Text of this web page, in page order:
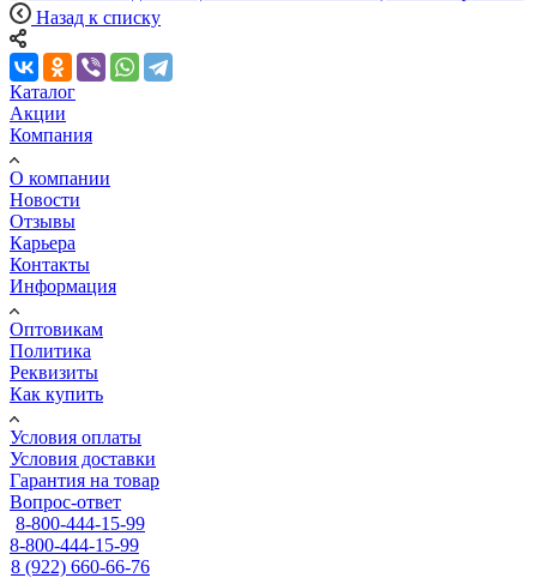
Назад к списку
Каталог
Акции
Компания
О компании
Новости
Отзывы
Карьера
Контакты
Информация
Оптовикам
Политика
Реквизиты
Как купить
Условия оплаты
Условия доставки
Гарантия на товар
Вопрос-ответ
8-800-444-15-99
8-800-444-15-99
8 (922) 660-66-76